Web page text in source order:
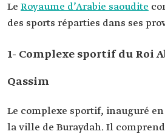
Le Royaume d’Arabie saoudite
des sports réparties dans ses
1- Complexe sportif du Roi
Qassim
Le complexe sportif, inauguré en
la ville de Buraydah. Il